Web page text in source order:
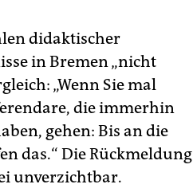
didaktischer
in Bremen „nicht
„Wenn Sie mal
die immerhin
gehen: Bis an die
das.“ Die Rückmeldung
unverzichtbar.